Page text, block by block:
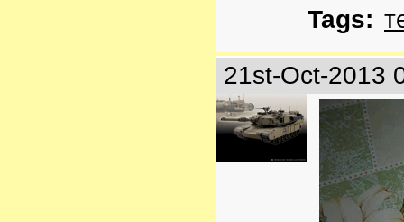
Tags:
21st-Oct-2013